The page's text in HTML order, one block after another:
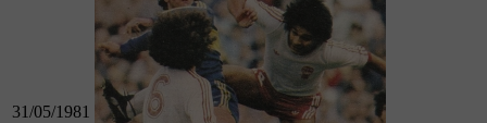
31/05/1981